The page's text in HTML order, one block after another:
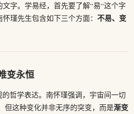
字。学易经，首先要了解“易“这个字
瑾先生包含如下三个方面： 不易、变
变永恒
哲学表达。南怀瑾强调，宇宙间一切
但这种变化并非无序的突变，而是渐变